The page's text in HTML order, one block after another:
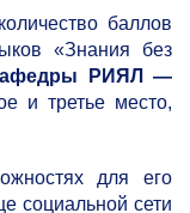
баллов
«Знания без
РИЯЛ —
и третье место,
для его
социальной сети